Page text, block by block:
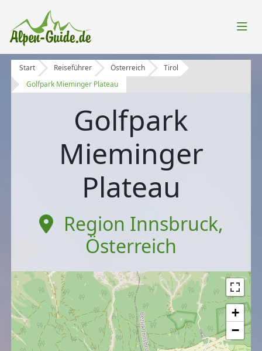
Start Reiseführer Österreich
Tirol
Golfpark Mieminger Plateau
Golfpark
Mieminger
Plateau
Region Innsbruck,
Österreich
+
−